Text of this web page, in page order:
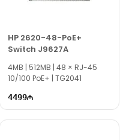
HP 2620-48-PoE+
Switch J9627A
4MB | 512MB | 48 × RJ-45
10/100 PoE+ | TG2041
4499